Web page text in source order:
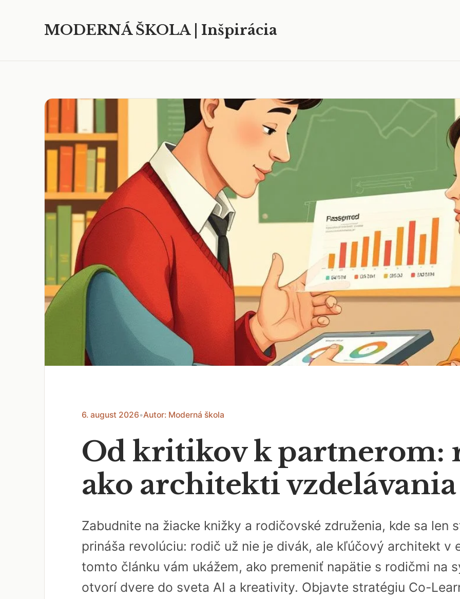
MODERNÁ ŠKOLA | Inšpirácia
6. august 2026•Autor: Moderná škola
Od kritikov k partnerom:
ako architekti
Zabudnite na žiacke knižky a rodičovské združenia, kde sa len
prináša revolúciu: rodič už nie je divák, ale kľúčový architekt v
tomto článku vám ukážem, ako premeniť napätie s rodičmi na
otvorí dvere do sveta AI a kreativity. Objavte stratégiu Co-